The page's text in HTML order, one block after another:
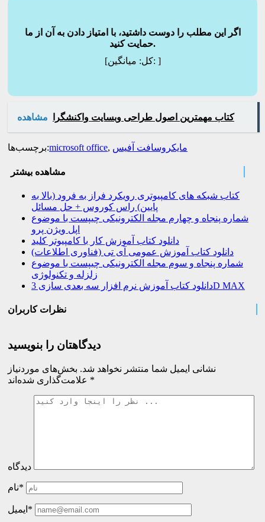
اگر این مطلب را دوست داشتید، با امتیاز دادن به آن از ما
حمایت کنید.
[کل:میانگین: ]
مشاهده کتاب مهمترین اصول طراحی وبسایت واکنشگرا
برچسب‌ها:microsoft office, مایکروسافت آفیس
مشاهده بیشتر
کتاب شبکه های کامپیوتری رویکرد فراز به فرود (بالا به
پایین) راس کوروس + حل مسائل
شماره پنجاه و چهارم مجله الکترونیکی چیپست با موضوع
اپل ویژن پرو
دانلود کتاب آموزش کار با کامپیوتر کلید
دانلود کتاب آموزش عمومی آی تی (فناوری اطلاعات)
شماره پنجاه و سوم مجله الکترونیکی چیپست با موضوع
زلزله و تکنولوژی
دانلود کتاب آموزش نرم افزار سه بعدی سازی 3D MAX
نظرات کاربران
دیدگاهتان را بنویسید
نشانی ایمیل شما منتشر نخواهد شد. بخش‌های موردنیاز
*
دیدگاه
نام*
ایمیل*